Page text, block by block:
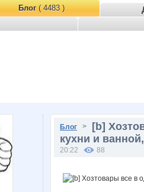
Блог( 4483 )
Блог >
[b]
кухни и
20:22 88